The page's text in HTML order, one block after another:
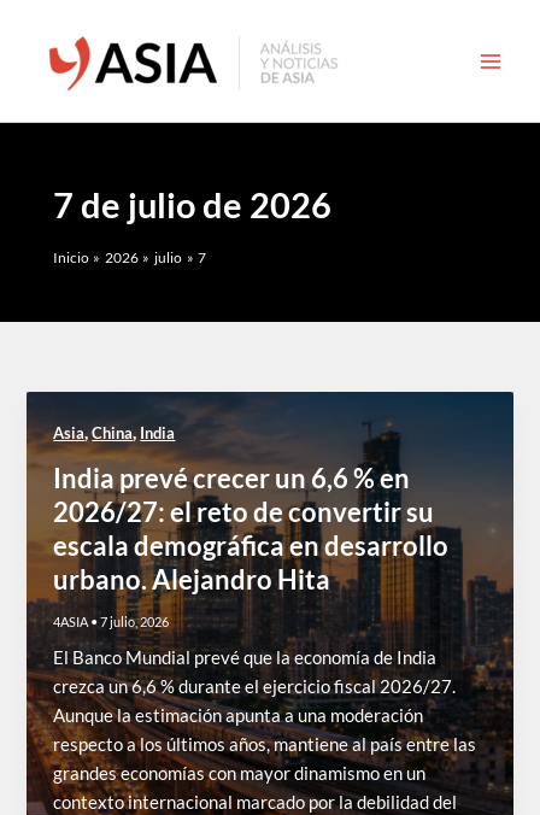
contenido
7 de julio de 2026
Inicio 2026 julio 7
Asia,China, India
India prevé crecer un 6,6 % en
2026/27: el reto de convertir su
escala demográfica en desarrollo
urbano. Alejandro Hita
4ASIA •7 julio, 2026
El Banco Mundial prevé que la economía de India
crezca un 6,6 % durante el ejercicio fiscal 2026/27.
Aunque la estimación apunta a una moderación
respecto a los últimos años, mantiene al país entre las
grandes economías con mayor dinamismo en un
contexto internacional marcado por la debilidad del